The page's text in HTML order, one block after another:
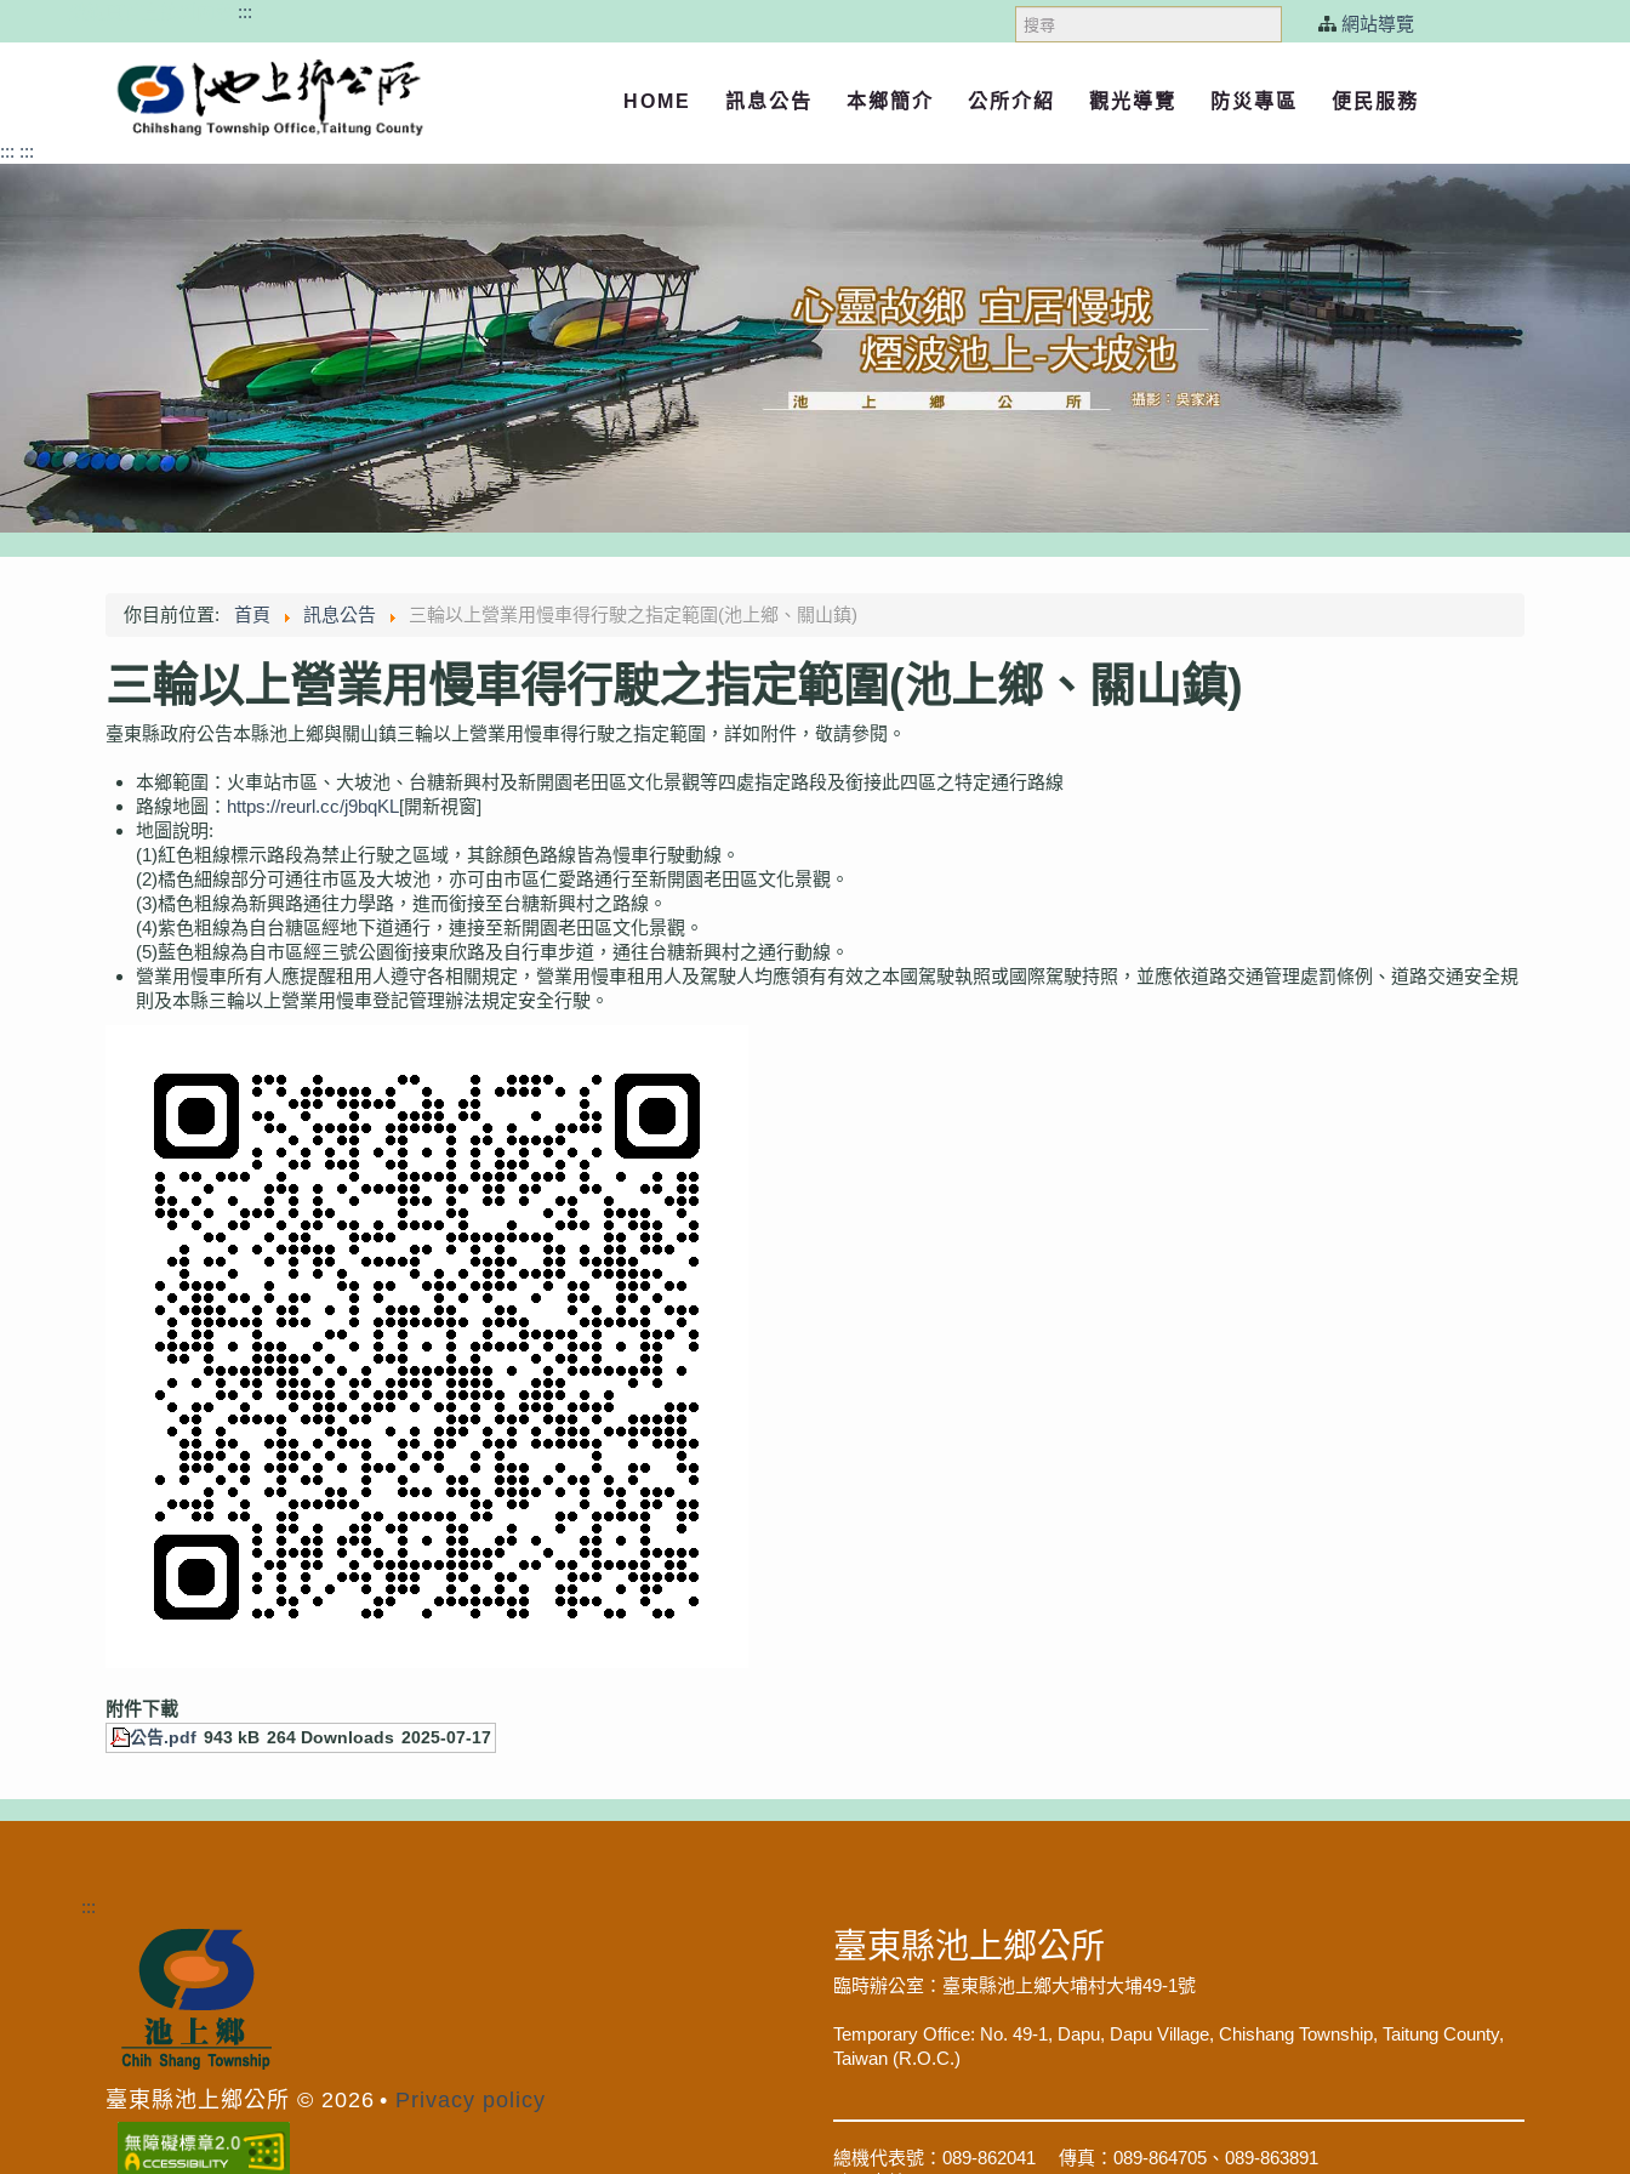
:::
網站導覽
搜
尋
HOME 訊息公告 本鄉簡介 公所介紹 觀光導覽 防災專區 便民服務
::: :::
你目前位置: 首頁 訊息公告 三輪以上營業用慢車得行駛之指定範圍(池上鄉、關山鎮)
三輪以上營業用慢車得行駛之指定範圍(池上鄉、關山鎮)
臺東縣政府公告本縣池上鄉與關山鎮三輪以上營業用慢車得行駛之指定範圍，詳如附件，敬請參閱。
本鄉範圍：火車站市區、大坡池、台糖新興村及新開園老田區文化景觀等四處指定路段及銜接此四區之特定通行路線
路線地圖： https://reurl.cc/j9bqKL[開新視窗]
地圖說明:
(1)紅色粗線標示路段為禁止行駛之區域，其餘顏色路線皆為慢車行駛動線。
(2)橘色細線部分可通往市區及大坡池，亦可由市區仁愛路通行至新開園老田區文化景觀。
(3)橘色粗線為新興路通往力學路，進而銜接至台糖新興村之路線。
(4)紫色粗線為自台糖區經地下道通行，連接至新開園老田區文化景觀。
(5)藍色粗線為自市區經三號公園銜接東欣路及自行車步道，通往台糖新興村之通行動線。
營業用慢車所有人應提醒租用人遵守各相關規定，營業用慢車租用人及駕駛人均應領有有效之本國駕駛執照或國際駕駛持照，並應依道路交通管理處罰條例、道路交通安全規
則及本縣三輪以上營業用慢車登記管理辦法規定安全行駛。
附件下載
公告.pdf 943 kB 264 Downloads 2025-07-17
:::
臺東縣池上鄉公所 © 2026 Privacy policy
臺東縣池上鄉公所
臨時辦公室：臺東縣池上鄉大埔村大埔49-1號
Temporary Office: No. 49-1, Dapu, Dapu Village, Chishang Township, Taitung County,
Taiwan (R.O.C.)
總機代表號：089-862041 傳真：089-864705、089-863891